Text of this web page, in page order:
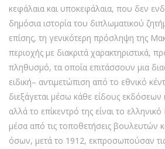
κεφάλαια και υποκεφάλαια, που δεν
δημόσια ιστορία του διπλωματικού
επίσης, τη γενικότερη πρόσληψη της
περιοχής με διακριτά χαρακτηριστικά,
πληθυσμό, τα οποία επιτάσσουν μια
ειδική– αντιμετώπιση από το εθνικό
διεξάγεται μέσω κάθε είδους
αλλά το επίκεντρό της είναι το
μέσα από τις τοποθετήσεις βουλευτών
όσων, μετά το 1912, εκπροσωπούσαν